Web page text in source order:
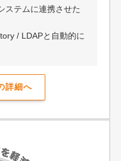
ステムに連携させた
/ LDAPと自動的に
詳細へ